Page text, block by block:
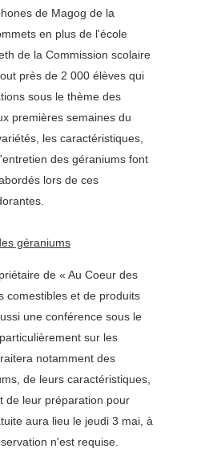
de Magog de la
en plus de l'école
de la Commission scolaire
près de 2 000 élèves qui
sous le thème des
premières semaines du
les caractéristiques,
des géraniums font
lors de ces
géraniums
de « Au Coeur des
comestibles et de produits
une conférence sous le
sur les
notamment des
de leurs caractéristiques,
de leur préparation pour
aura lieu le jeudi 3 mai, à
n'est requise.